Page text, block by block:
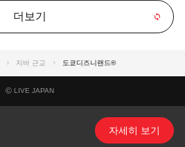
자세히 보기
더보기
지바 근교 도쿄디즈니랜드®
© LIVE JAPAN